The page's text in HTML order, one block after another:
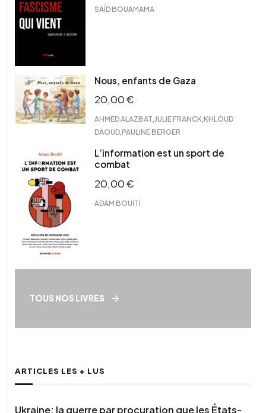
SAÏD BOUAMAMA
Nous, enfants de Gaza
20,00€
AHMED ALAZBAT JULIE FRANCK KHLOUD
DAOUD PAULINE BERGER
L’information est un sport de
combat
20,00€
ADAM BOUITI
TOUS NOS LIVRES
ARTICLES LES + LUS
Ukraine: la guerre par procuration que les États-